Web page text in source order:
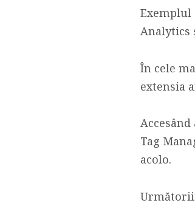
Exemplul
Analytics
În cele
extensia
Tag
acolo.
Următorii